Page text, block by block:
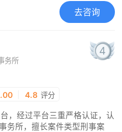
去咨询
务所
4
4.8 评分
，经过平台三重严格认证，认
务所，擅长案件类型刑事案